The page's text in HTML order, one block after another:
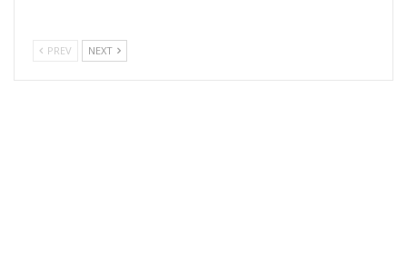
PREV NEXT